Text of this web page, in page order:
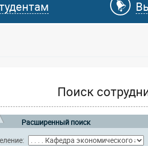
Поиск
Расширенный поиск